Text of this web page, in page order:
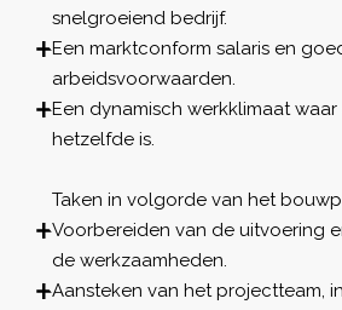
snelgroeiend bedrijf.
Een marktconform salaris en
arbeidsvoorwaarden.
Een dynamisch werkklimaat
hetzelfde is.
Taken in volgorde van het
Voorbereiden van de uitvoering
de werkzaamheden.
Aansteken van het projectteam,